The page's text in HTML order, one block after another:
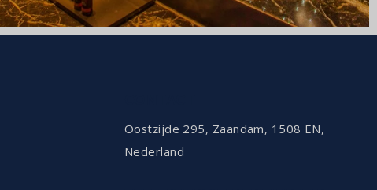
Oostzijde 295, Zaandam, 1508 EN,
Nederland